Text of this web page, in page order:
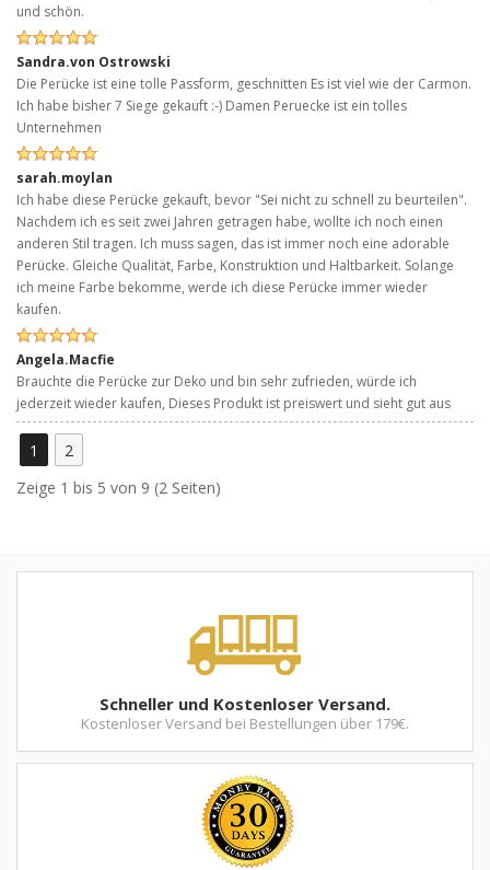
und schön.
Sandra.von Ostrowski
Die Perücke ist eine tolle Passform, geschnitten Es ist viel wie der Carmon.
Ich habe bisher 7 Siege gekauft :-) Damen Peruecke ist ein tolles
Unternehmen
sarah.moylan
Ich habe diese Perücke gekauft, bevor "Sei nicht zu schnell zu beurteilen".
Nachdem ich es seit zwei Jahren getragen habe, wollte ich noch einen
anderen Stil tragen. Ich muss sagen, das ist immer noch eine adorable
Perücke. Gleiche Qualität, Farbe, Konstruktion und Haltbarkeit. Solange
ich meine Farbe bekomme, werde ich diese Perücke immer wieder
kaufen.
Angela.Macfie
Brauchte die Perücke zur Deko und bin sehr zufrieden, würde ich
jederzeit wieder kaufen, Dieses Produkt ist preiswert und sieht gut aus
1
2
Zeige 1 bis 5 von 9 (2 Seiten)
Schneller und Kostenloser Versand.
Kostenloser Versand bei Bestellungen über 179€.